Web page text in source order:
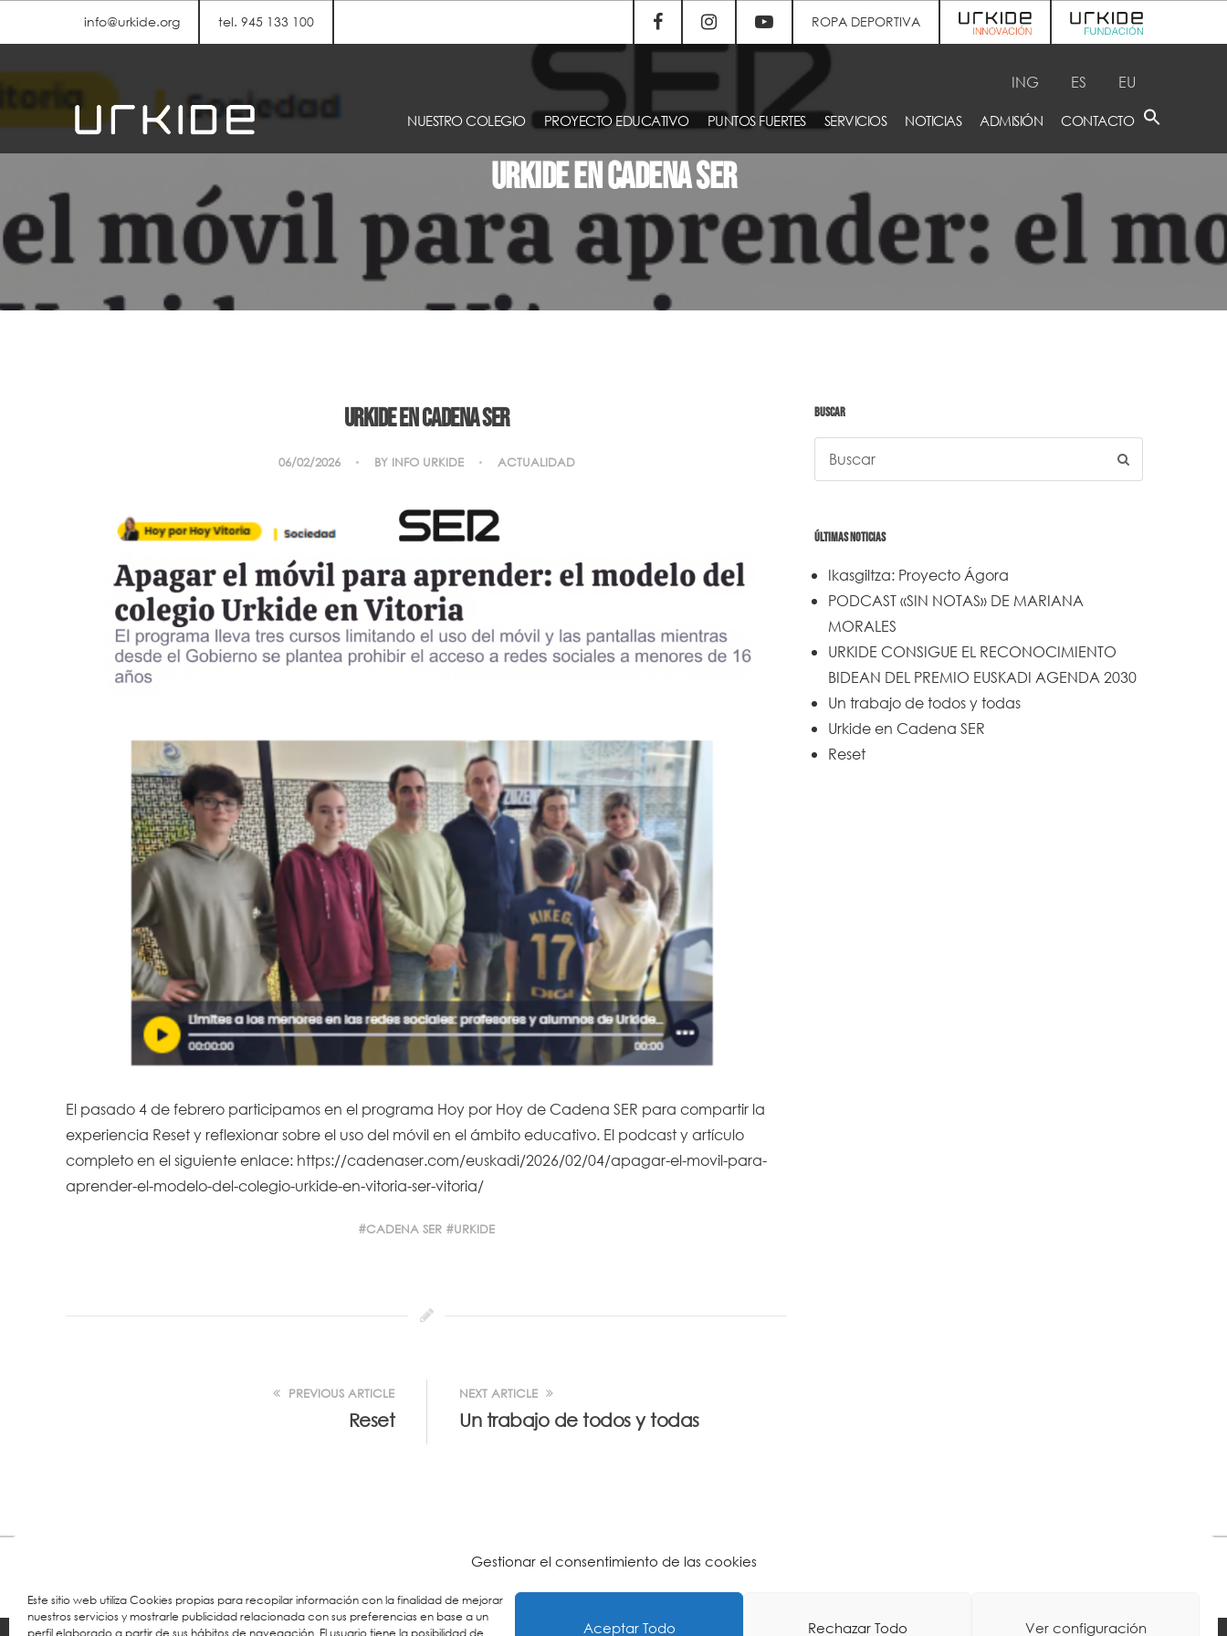
Gestionar el consentimiento de las cookies
Este sitio web utiliza Cookies propias para recopilar información con la finalidad de mejorar
nuestros servicios y mostrarle publicidad relacionada con sus preferencias en base a un
perfil elaborado a partir de sus hábitos de navegación. El usuario tiene la posibilidad de
Aceptar Todo Rechazar Todo Ver configuración
info@urkide.org tel. 945 133 100 ROPA DEPORTIVA
ING ES EU
NUESTRO COLEGIO PROYECTO EDUCATIVO PUNTOS FUERTES SERVICIOS NOTICIAS ADMISIÓN CONTACTO
Urkide en Cadena SER
Urkide en Cadena SER
06/02/2026 BY INFO URKIDE ACTUALIDAD
El pasado 4 de febrero participamos en el programa Hoy por Hoy de Cadena SER para compartir la
experiencia Reset y reflexionar sobre el uso del móvil en el ámbito educativo. El podcast y artículo
completo en el siguiente enlace: https://cadenaser.com/euskadi/2026/02/04/apagar-el-movil-para-
aprender-el-modelo-del-colegio-urkide-en-vitoria-ser-vitoria/
CADENA SER URKIDE
PREVIOUS ARTICLE
Reset
NEXT ARTICLE
Un trabajo de todos y todas
BUSCAR
ÚLTIMAS NOTICIAS
Ikasgiltza: Proyecto Ágora
PODCAST «SIN NOTAS» DE MARIANA
MORALES
URKIDE CONSIGUE EL RECONOCIMIENTO
BIDEAN DEL PREMIO EUSKADI AGENDA 2030
Un trabajo de todos y todas
Urkide en Cadena SER
Reset